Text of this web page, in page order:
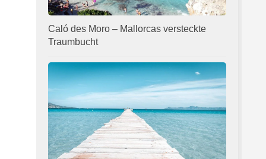
Caló des Moro – Mallorcas versteckte
Traumbucht